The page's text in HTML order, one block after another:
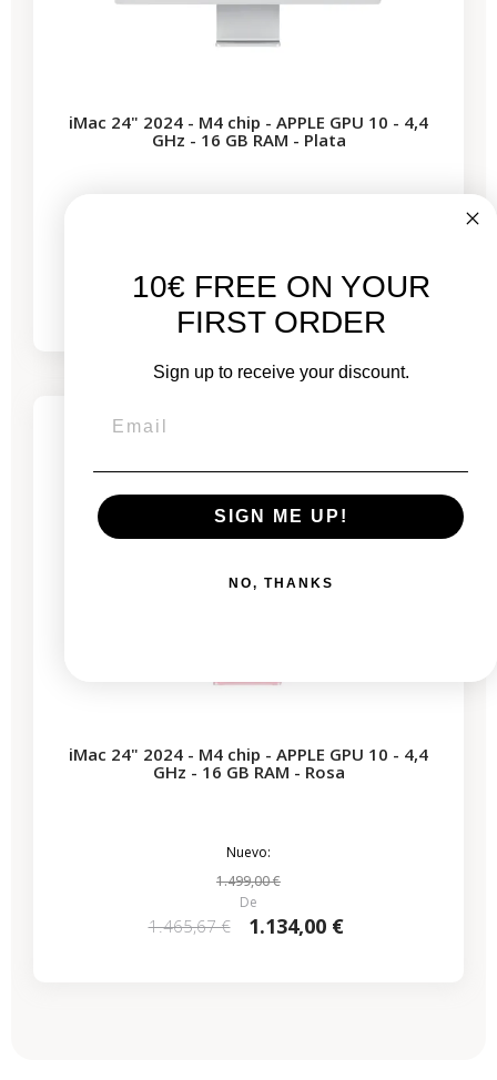
iMac 24" 2024 - M4 chip - APPLE GPU 10 - 4,4
GHz - 16 GB RAM - Plata
1.649,97 € 1.231,00 €
REBAJAS -331,67 €
iMac 24" 2024 - M4 chip - APPLE GPU 10 - 4,4
GHz - 16 GB RAM - Rosa
Nuevo:
1.499,00 €
De
1.465,67 € 1.134,00 €
10€ FREE ON YOUR
FIRST ORDER
Sign up to receive your discount.
SIGN ME UP!
NO, THANKS